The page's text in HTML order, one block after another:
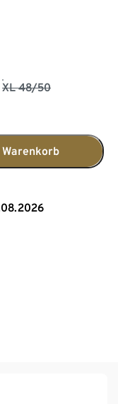
XL 48/50
Warenkorb